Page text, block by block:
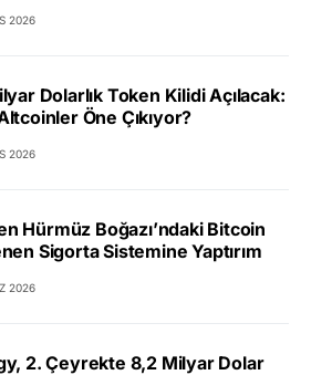
2026
Dolarlık Token Kilidi Açılacak:
Öne Çıkıyor?
2026
Hürmüz Boğazı’ndaki Bitcoin
Sigorta Sistemine Yaptırım
2026
2. Çeyrekte 8,2 Milyar Dolar